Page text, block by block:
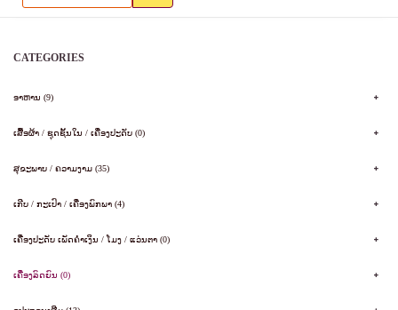
CATEGORIES
ອາຫານ (9)
ເສື້ອຜ້າ / ຊຸດຊັ້ນໃນ / ເຄື່ອງປະດັບ (0)
ສຸຂະພາບ / ຄວາມງາມ (35)
ເກີບ / ກະເປົາ / ເຄື່ອງພົກພາ (4)
ເຄື່ອງປະດັບ ເພັດຄໍາເງິນ / ໂມງ / ແວ່ນຕາ (0)
ເຄື່ອງລົດຍົນ (0)